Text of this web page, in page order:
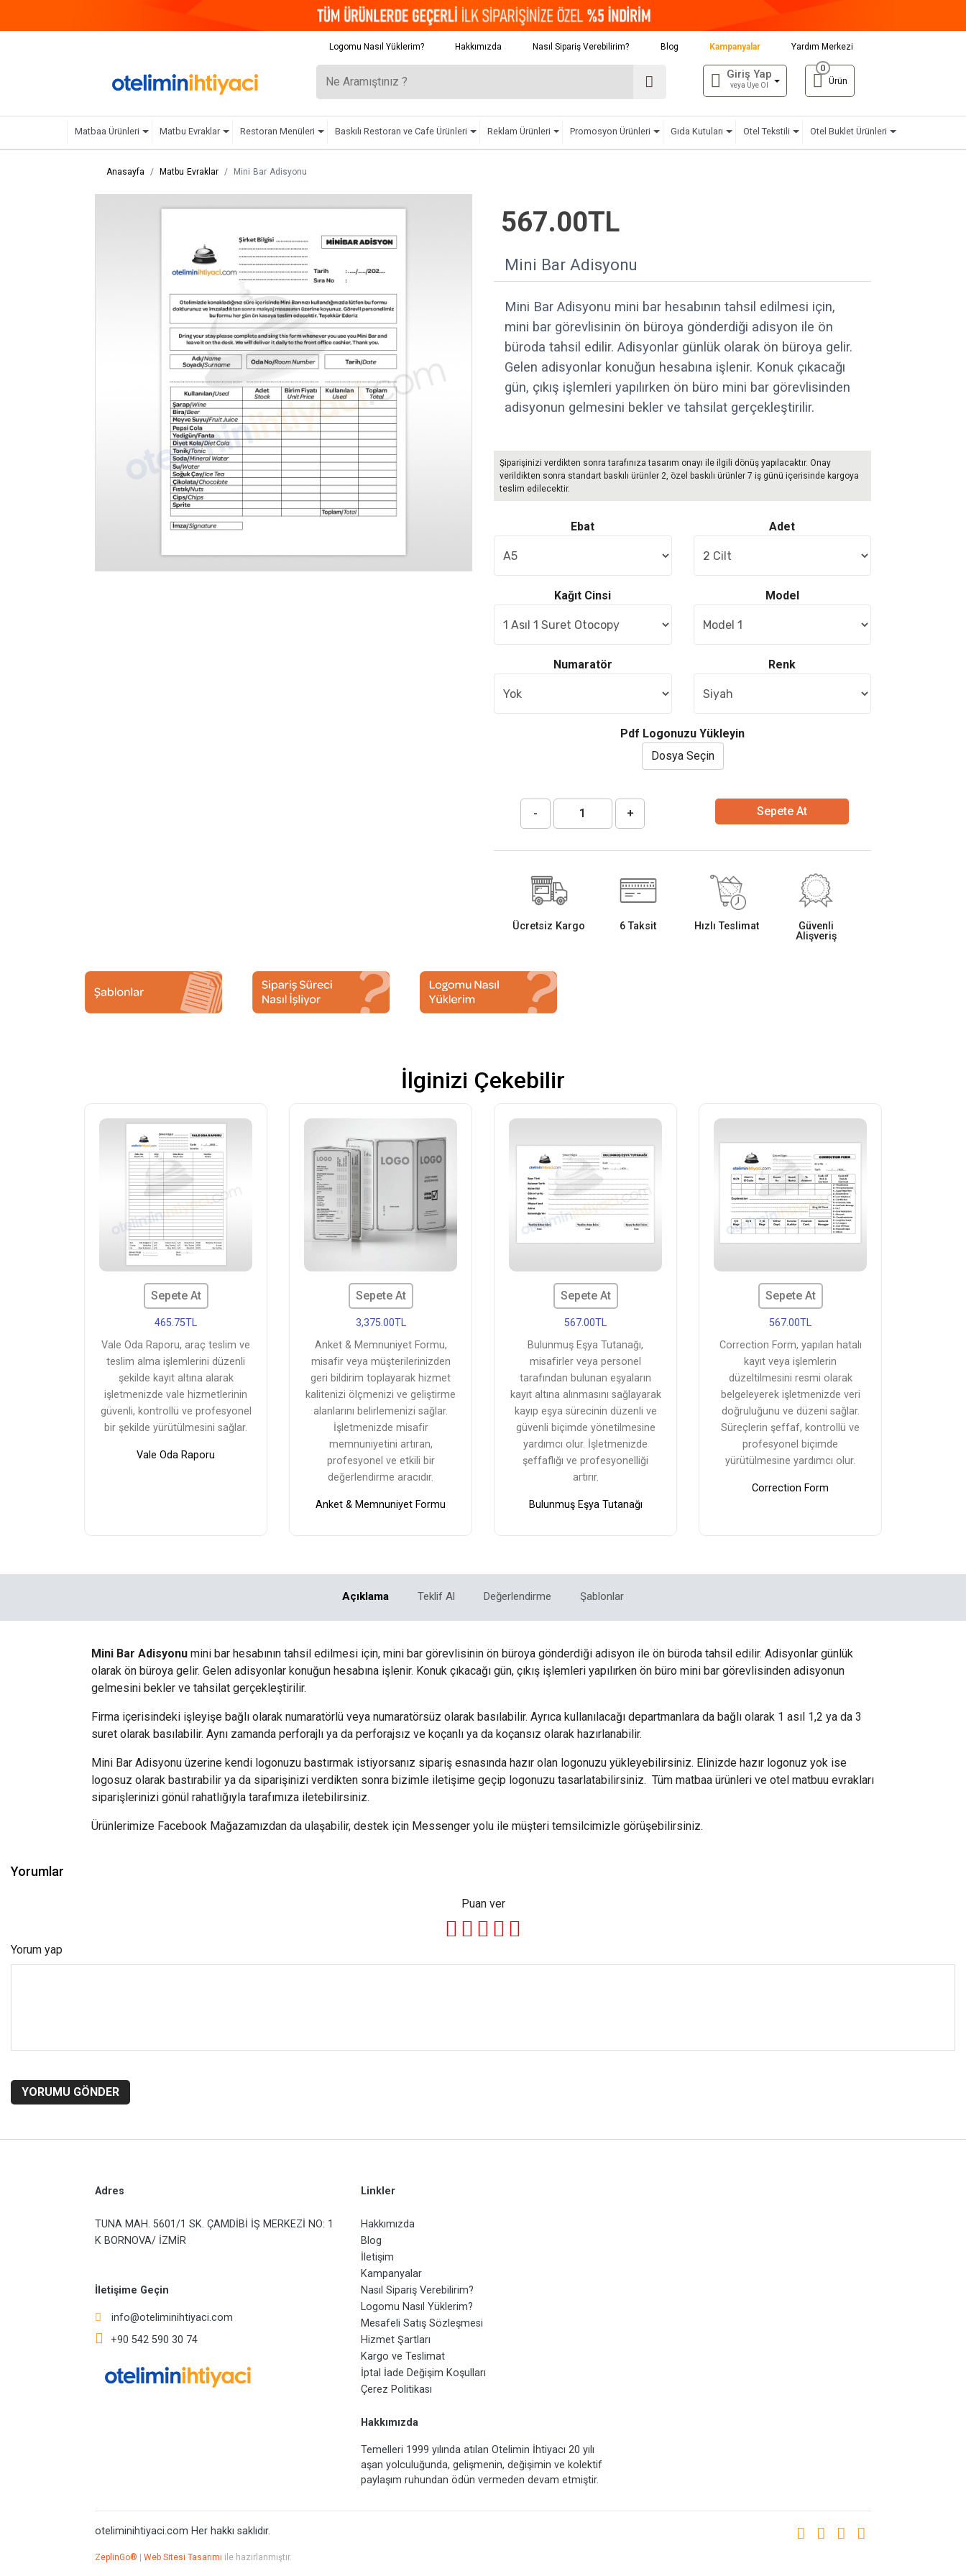
Logomu Nasıl Yüklerim? Hakkımızda Nasıl Sipariş Verebilirim? Blog Kampanyalar Yardım Merkezi
0
Ürün
Giriş Yap
veya Üye Ol
Matbaa Ürünleri Matbu Evraklar Restoran Menüleri Baskılı Restoran ve Cafe Ürünleri Reklam Ürünleri Promosyon Ürünleri Gıda Kutuları Otel Tekstili Otel Buklet Ürünleri
Anasayfa Matbu Evraklar Mini Bar Adisyonu
Mini Bar Adisyonu
Mini Bar Adisyonu mini bar hesabının tahsil edilmesi için,
mini bar görevlisinin ön büroya gönderdiği adisyon ile ön
büroda tahsil edilir. Adisyonlar günlük olarak ön büroya gelir.
Gelen adisyonlar konuğun hesabına işlenir. Konuk çıkacağı
gün, çıkış işlemleri yapılırken ön büro mini bar görevlisinden
adisyonun gelmesini bekler ve tahsilat gerçekleştirilir.
Şiparişinizi verdikten sonra tarafınıza tasarım onayı ile ilgili dönüş yapılacaktır. Onay
verildikten sonra standart baskılı ürünler 2, özel baskılı ürünler 7 iş günü içerisinde kargoya
teslim edilecektir.
567.00TL
Ebat
Kağıt Cinsi
Numaratör
Adet
Model
Renk
Pdf Logonuzu Yükleyin
Dosya Seçin
- + Sepete At
Ücretsiz Kargo 6 Taksit Hızlı Teslimat
Güvenli
Alişveriş
Açıklama Teklif Al Değerlendirme Şablonlar
Mini Bar Adisyonu mini bar hesabının tahsil edilmesi için, mini bar görevlisinin ön büroya gönderdiği adisyon ile ön büroda tahsil edilir. Adisyonlar günlük
olarak ön büroya gelir. Gelen adisyonlar konuğun hesabına işlenir. Konuk çıkacağı gün, çıkış işlemleri yapılırken ön büro mini bar görevlisinden adisyonun
gelmesini bekler ve tahsilat gerçekleştirilir.
Firma içerisindeki işleyişe bağlı olarak numaratörlü veya numaratörsüz olarak basılabilir. Ayrıca kullanılacağı departmanlara da bağlı olarak 1 asıl 1,2 ya da 3
suret olarak basılabilir. Aynı zamanda perforajlı ya da perforajsız ve koçanlı ya da koçansız olarak hazırlanabilir.
Mini Bar Adisyonu üzerine kendi logonuzu bastırmak istiyorsanız sipariş esnasında hazır olan logonuzu yükleyebilirsiniz. Elinizde hazır logonuz yok ise
logosuz olarak bastırabilir ya da siparişinizi verdikten sonra bizimle iletişime geçip logonuzu tasarlatabilirsiniz. Tüm matbaa ürünleri ve otel matbuu evrakları
siparişlerinizi gönül rahatlığıyla tarafımıza iletebilirsiniz.
Ürünlerimize Facebook Mağazamızdan da ulaşabilir, destek için Messenger yolu ile müşteri temsilcimizle görüşebilirsiniz.
Yorumlar
Puan ver
Yorum yap
YORUMU GÖNDER
İlginizi Çekebilir
Sepete At
465.75TL
Vale Oda Raporu, araç teslim ve
teslim alma işlemlerini düzenli
şekilde kayıt altına alarak
işletmenizde vale hizmetlerinin
güvenli, kontrollü ve profesyonel
bir şekilde yürütülmesini sağlar.
Vale Oda Raporu
Sepete At
3,375.00TL
Anket & Memnuniyet Formu,
misafir veya müşterilerinizden
geri bildirim toplayarak hizmet
kalitenizi ölçmenizi ve geliştirme
alanlarını belirlemenizi sağlar.
İşletmenizde misafir
memnuniyetini artıran,
profesyonel ve etkili bir
değerlendirme aracıdır.
Anket & Memnuniyet Formu
Sepete At
567.00TL
Bulunmuş Eşya Tutanağı,
misafirler veya personel
tarafından bulunan eşyaların
kayıt altına alınmasını sağlayarak
kayıp eşya sürecinin düzenli ve
güvenli biçimde yönetilmesine
yardımcı olur. İşletmenizde
şeffaflığı ve profesyonelliği
artırır.
Bulunmuş Eşya Tutanağı
Sepete At
567.00TL
Correction Form, yapılan hatalı
kayıt veya işlemlerin
düzeltilmesini resmi olarak
belgeleyerek işletmenizde veri
doğruluğunu ve düzeni sağlar.
Süreçlerin şeffaf, kontrollü ve
profesyonel biçimde
yürütülmesine yardımcı olur.
Correction Form
Adres
TUNA MAH. 5601/1 SK. ÇAMDİBİ İŞ MERKEZİ NO: 1
K BORNOVA/ İZMİR
İletişime Geçin
info@oteliminihtiyaci.com
+90 542 590 30 74
Linkler
Hakkımızda
Blog
İletişim
Kampanyalar
Nasıl Sipariş Verebilirim?
Logomu Nasıl Yüklerim?
Mesafeli Satış Sözleşmesi
Hizmet Şartları
Kargo ve Teslimat
İptal İade Değişim Koşulları
Çerez Politikası
Hakkımızda
Temelleri 1999 yılında atılan Otelimin İhtiyacı 20 yılı
aşan yolculuğunda, gelişmenin, değişimin ve kolektif
paylaşım ruhundan ödün vermeden devam etmiştir.
oteliminihtiyaci.com Her hakkı saklıdır.
ZeplinGo® | Web Sitesi Tasarımı ile hazırlanmıştır.